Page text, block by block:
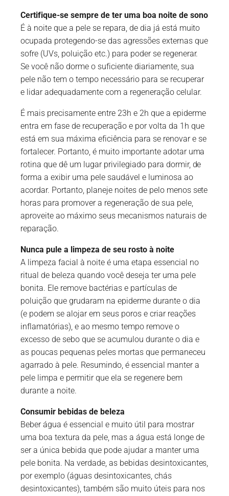
Certifique-se sempre de ter uma boa noite de sono
É à noite que a pele se repara, de dia já está muito
ocupada protegendo-se das agressões externas que
sofre (UVs, poluição etc.) para poder se regenerar.
Se você não dorme o suficiente diariamente, sua
pele não tem o tempo necessário para se recuperar
e lidar adequadamente com a regeneração celular.
É mais precisamente entre 23h e 2h que a epiderme
entra em fase de recuperação e por volta da 1h que
está em sua máxima eficiência para se renovar e se
fortalecer. Portanto, é muito importante adotar uma
rotina que dê um lugar privilegiado para dormir, de
forma a exibir uma pele saudável e luminosa ao
acordar. Portanto, planeje noites de pelo menos sete
horas para promover a regeneração de sua pele,
aproveite ao máximo seus mecanismos naturais de
reparação.
Nunca pule a limpeza de seu rosto à noite
A limpeza facial à noite é uma etapa essencial no
ritual de beleza quando você deseja ter uma pele
bonita. Ele remove bactérias e partículas de
poluição que grudaram na epiderme durante o dia
(e podem se alojar em seus poros e criar reações
inflamatórias), e ao mesmo tempo remove o
excesso de sebo que se acumulou durante o dia e
as poucas pequenas peles mortas que permaneceu
agarrado à pele. Resumindo, é essencial manter a
pele limpa e permitir que ela se regenere bem
durante a noite.
Consumir bebidas de beleza
Beber água é essencial e muito útil para mostrar
uma boa textura da pele, mas a água está longe de
ser a única bebida que pode ajudar a manter uma
pele bonita. Na verdade, as bebidas desintoxicantes,
por exemplo (águas desintoxicantes, chás
desintoxicantes), também são muito úteis para nos